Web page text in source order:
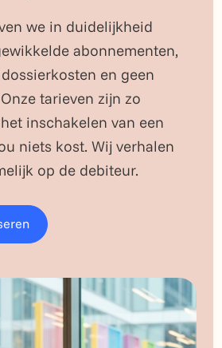
we in duidelijkheid
abonnementen,
en geen
tarieven zijn zo
inschakelen van een
niets kost. Wij verhalen
op de debiteur.